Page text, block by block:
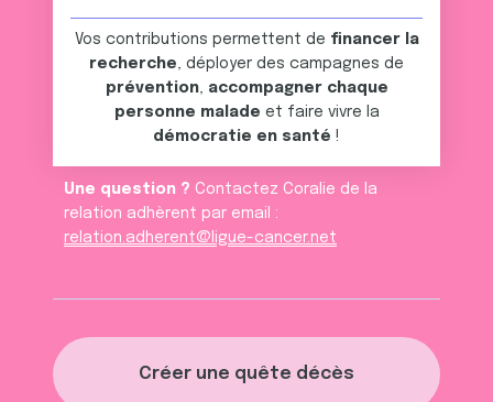
Créer une quête décès
Vos contributions permettent de financer la
recherche, déployer des campagnes de
prévention, accompagner chaque
personne malade et faire vivre la
démocratie en santé !
Une question ? Contactez Coralie de la
relation adhèrent par email :
relation.adherent@ligue-cancer.net